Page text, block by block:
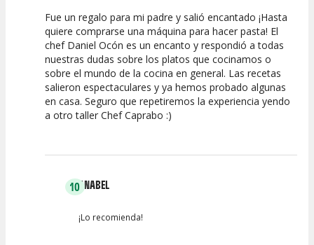
10
Calidad /
Precio
10
Calidad de la
Actividad
10
Atención del
Personal /
Guia
Fue un regalo para mi padre y salió encantado ¡Hasta
quiere comprarse una máquina para hacer pasta! El
chef Daniel Ocón es un encanto y respondió a todas
nuestras dudas sobre los platos que cocinamos o
sobre el mundo de la cocina en general. Las recetas
salieron espectaculares y ya hemos probado algunas
en casa. Seguro que repetiremos la experiencia yendo
a otro taller Chef Caprabo :)
10ANABEL
¡Lo recomienda!